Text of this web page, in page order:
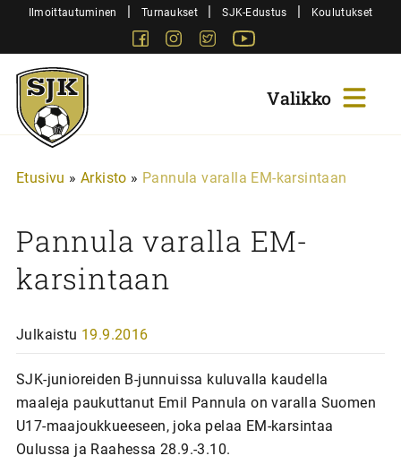
SiirryIlmoittautuminen | Turnaukset | SJK-Edustus | Koulutukset
FacebookInstagram
Twitter
Sjk-
Juniorit
Etusivu » Arkisto » Pannula varalla EM-karsintaan
Pannula varalla EM-
karsintaan
Julkaistu 19.9.2016
SJK-junioreiden B-junnuissa kuluvalla kaudella
maaleja paukuttanut Emil Pannula on varalla Suomen
U17-maajoukkueeseen, joka pelaa EM-karsintaa
Oulussa ja Raahessa 28.9.-3.10.